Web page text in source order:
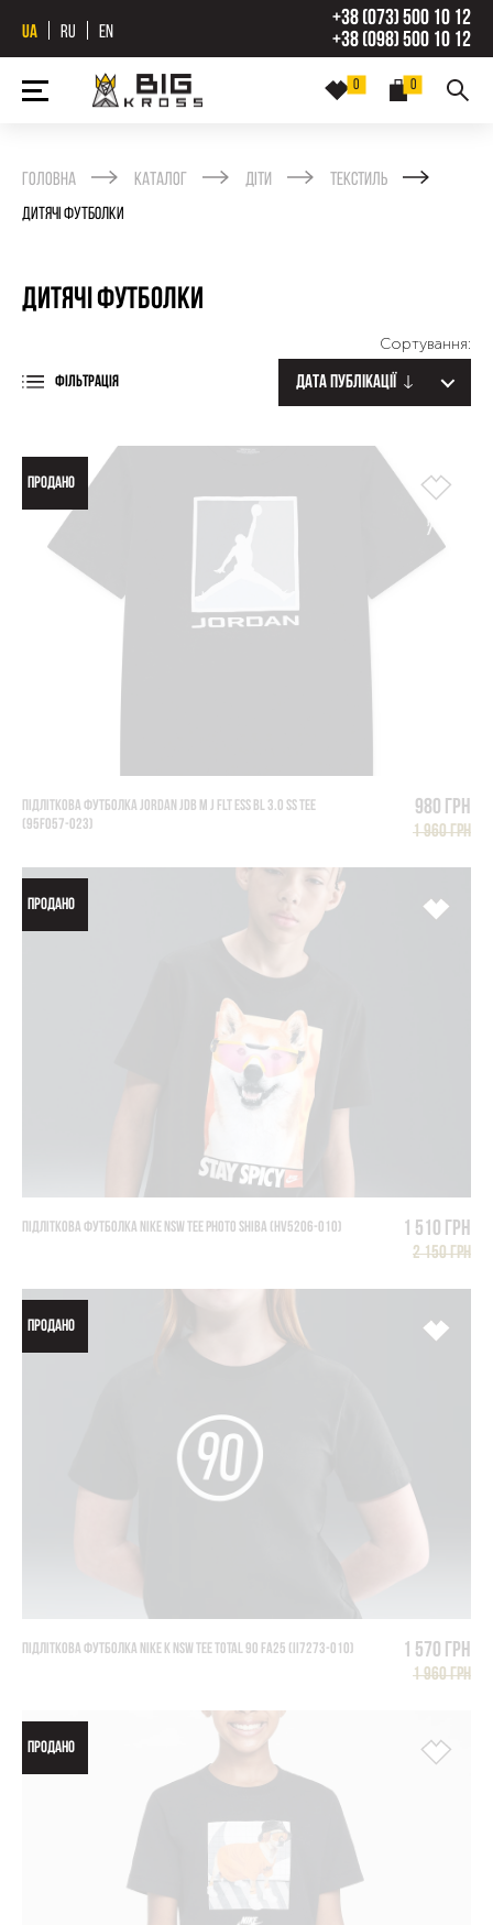
UA RU EN
+38 (073) 500 10 12
+38 (098) 500 10 12
0
0
Головна Каталог Діти Текстиль
Дитячі футболки
Дитячі футболки
ФІЛЬТРАЦІЯ
Сортування:
Дата публікації
ПРОДАНО
ПІДЛІТКОВА ФУТБОЛКА JORDAN JDB M J FLT ESS BL 3.0 SS TEE
(95F057-023)
980 грн
1 960 грн
ПРОДАНО
ПІДЛІТКОВА ФУТБОЛКА NIKE NSW TEE PHOTO SHIBA (HV5206-010) 1 510 грн
2 150 грн
ПРОДАНО
ПІДЛІТКОВА ФУТБОЛКА NIKE K NSW TEE TOTAL 90 FA25 (II7273-010) 1 570 грн
1 960 грн
ПРОДАНО